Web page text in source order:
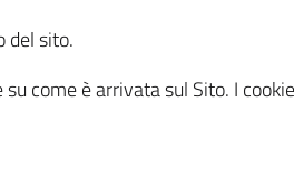
del sito.
come è arrivata sul Sito. I